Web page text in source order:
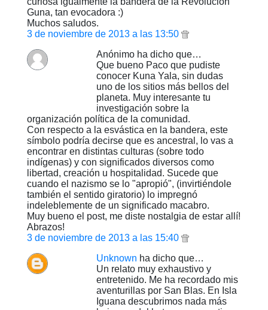
Guna, tan evocadora :)
Muchos saludos.
3 de noviembre de 2013 a las 13:50
Anónimo ha dicho que…
Que bueno Paco que pudiste
conocer Kuna Yala, sin dudas
uno de los sitios más bellos del
planeta. Muy interesante tu
investigación sobre la
organización política de la comunidad.
Con respecto a la esvástica en la bandera, este
símbolo podría decirse que es ancestral, lo vas a
encontrar en distintas culturas (sobre todo
indígenas) y con significados diversos como
libertad, creación u hospitalidad. Sucede que
cuando el nazismo se lo "apropió", (invirtiéndole
también el sentido giratorio) lo impregnó
indeleblemente de un significado macabro.
Muy bueno el post, me diste nostalgia de estar allí!
Abrazos!
3 de noviembre de 2013 a las 15:40
Unknown ha dicho que…
Un relato muy exhaustivo y
entretenido. Me ha recordado mis
aventurillas por San Blas. En Isla
Iguana descubrimos nada más